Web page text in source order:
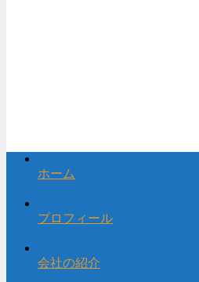
ホーム
プロフィール
会社の紹介